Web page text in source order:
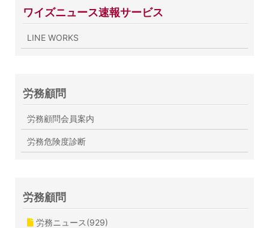
ワイズニュース速報サービス
LINE WORKS
労務顧問
労務顧問会員案内
労務危険度診断
労務顧問
労務ニュース(929)